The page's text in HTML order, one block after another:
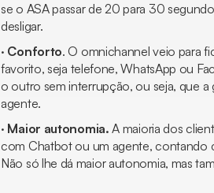
se o ASA passar de 20 para 30
desligar.
· Conforto. O omnichannel veio para
favorito, seja telefone, WhatsApp ou
o outro sem interrupção, ou seja, que
agente.
· Maior autonomia.A maioria dos
com Chatbot ou um agente, contando
Não só lhe dá maior autonomia, mas